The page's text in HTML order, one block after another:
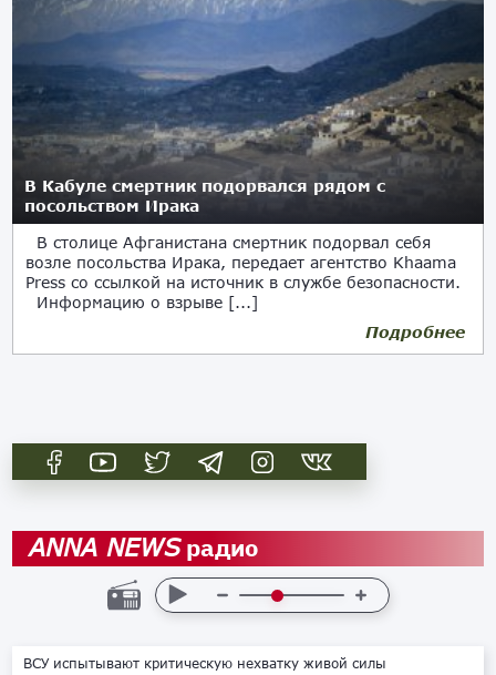
В Кабуле смертник подорвался рядом с
посольством Ирака
В столице Афганистана смертник подорвал себя
возле посольства Ирака, передает агентство Khaama
Press со ссылкой на источник в службе безопасности.
Информацию о взрыве [...]
Подробнее
ANNA NEWSрадио
ВСУ испытывают критическую нехватку живой силы